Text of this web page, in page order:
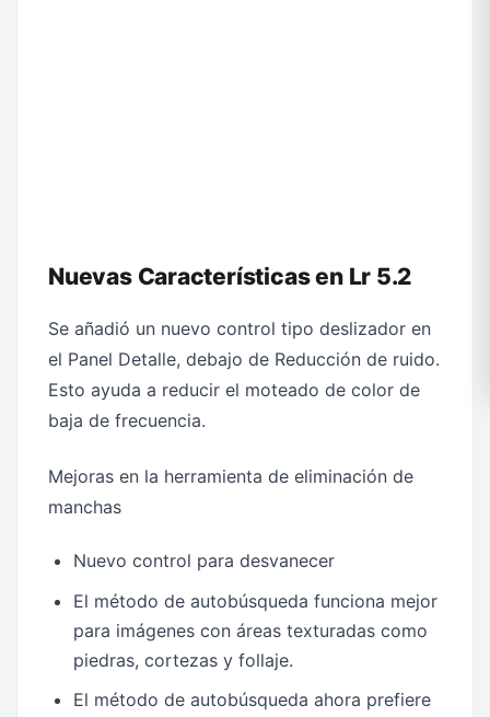
Nuevas Características en Lr 5.2
Se añadió un nuevo control tipo deslizador en
el Panel Detalle, debajo de Reducción de ruido.
Esto ayuda a reducir el moteado de color de
baja de frecuencia.
Mejoras en la herramienta de eliminación de
manchas
Nuevo control para desvanecer
El método de autobúsqueda funciona mejor
para imágenes con áreas texturadas como
piedras, cortezas y follaje.
El método de autobúsqueda ahora prefiere